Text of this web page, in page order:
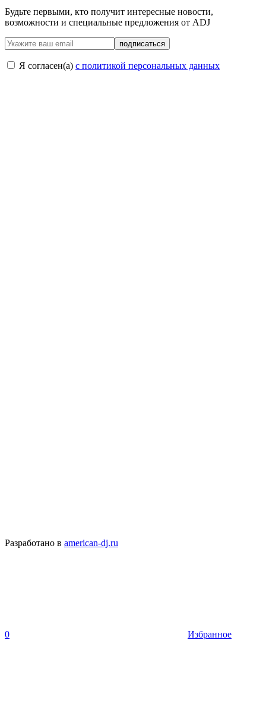
Будьте первыми, кто получит интересные новости,
возможности и специальные предложения от ADJ
подписаться
Я согласен(a) с политикой персональных данных
Разработано в american-dj.ru
0 Избранное